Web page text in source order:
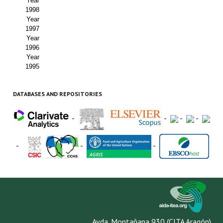
1998
Year
1997
Year
1996
Year
1995
DATABASES AND REPOSITORIES
- - - -
- - -